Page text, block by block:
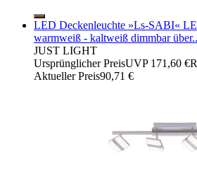
LED Deckenleuchte »Ls-SABI«
warmweiß - kaltweiß dimmbar
JUST LIGHT
Ursprünglicher PreisUVP 171,60 €
Aktueller Preis90,71 €